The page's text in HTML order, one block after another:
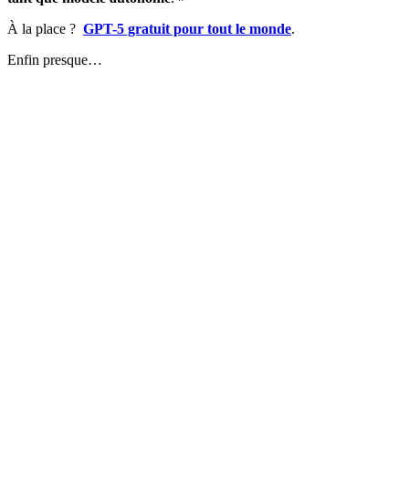
À la place ? GPT-5 gratuit pour tout le monde.
Enfin presque…